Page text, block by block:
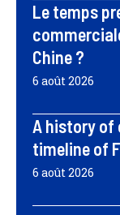
Le temps
Chine ?
6 août 2026
A history of
timeline of
6 août 2026